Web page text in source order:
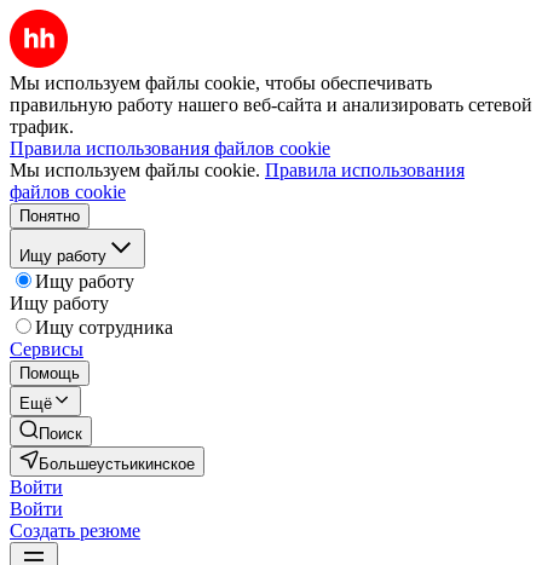
Мы используем файлы cookie, чтобы обеспечивать
правильную работу нашего веб-сайта и анализировать сетевой
трафик.
Правила использования файлов cookie
Мы используем файлы cookie. Правила использования
файлов cookie
Понятно
Ищу работу
Ищу работу
Ищу работу
Ищу сотрудника
Сервисы
Помощь
Ещё
Поиск
Большеустьикинское
Войти
Войти
Создать резюме